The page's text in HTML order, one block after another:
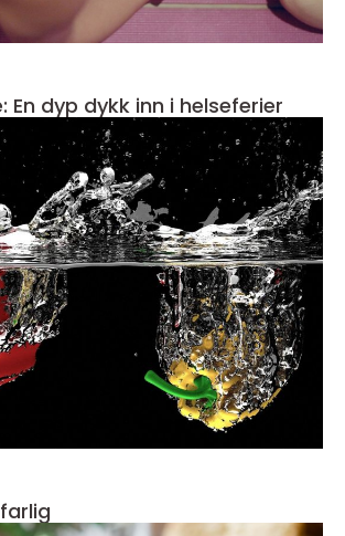
En dyp dykk inn i helseferier